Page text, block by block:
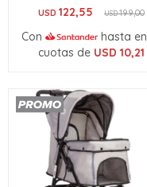
USD 122,55 USD199,00
Con hasta en
cuotas de USD 10,21